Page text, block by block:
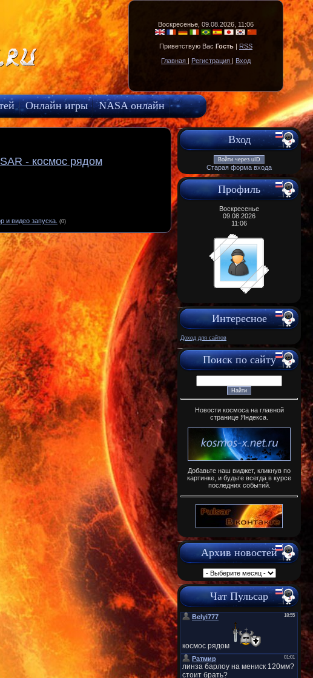
Воскресенье, 09.08.2026, 11:06
Приветствую Вас Гость | RSS
Главная | Регистрация | Вход
Онлайн игры
NASA онлайн
- космос рядом
и видео запуска. (0)
Вход
Войти через uID
Старая форма входа
Профиль
Воскресенье
09.08.2026
11:06
Интересное
Доход для сайтов
Поиск по сайту
Новости космоса на главной
странице Яндекса.
Добавьте наш виджет, кликнув по
картинке, и будьте всегда в курсе
последних событий.
Архив новостей
Чат Пульсар